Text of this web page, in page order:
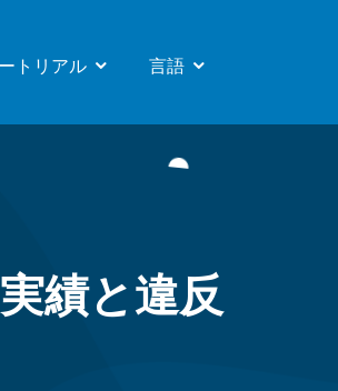
トリアル 言語
Portuguese
績と違反